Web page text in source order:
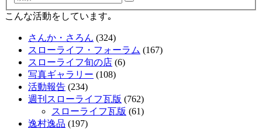
索
こんな活動をしています｡
さんか・さろん (324)
スローライフ・フォーラム (167)
スローライフ旬の店 (6)
写真ギャラリー (108)
活動報告 (234)
週刊スローライフ瓦版 (762)
スローライフ瓦版 (61)
逸村逸品 (197)